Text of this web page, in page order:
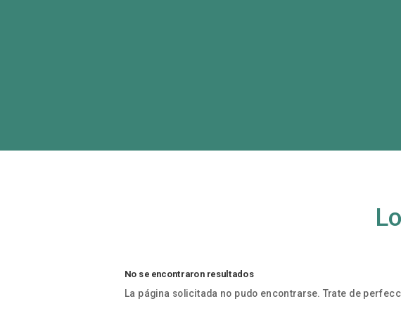
No se encontraron resultados
La página solicitada no pudo encontrarse. Trate de